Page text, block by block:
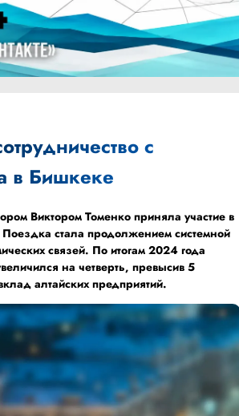
с
в Бишкеке
Виктором Томенко приняла участие в
стала продолжением системной
связей. По итогам 2024 года
на четверть, превысив 5
алтайских предприятий.